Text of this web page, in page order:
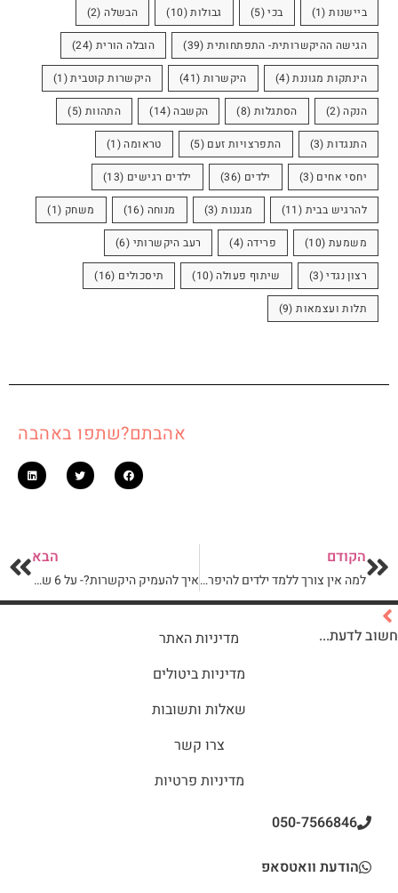
ביישנות(1) בכי(5) גבולות(10) הבשלה(2)
הגישה ההיקשרותית- התפתחותית(39) הובלה הורית (24)
הינתקות מגוננת(4) היקשרות (41) היקשרות קוטבית(1)
הנקה(2) הסתגלות (8) הקשבה(14) התהוות (5)
התנגדות(3) התפרצויות זעם (5) טראומה(1)
יחסי אחים (3) ילדים (36) ילדים רגישים (13)
להרגיש בבית (11) מגננות(3) מנוחה (16) משחק (1)
משמעת (10) פרידה (4) רעב היקשרותי (6)
רצון נגדי(3) שיתוף פעולה(10) תיסכולים (16)
תלות ועצמאות(9)
אהבתם?שתפו באהבה
הקודם
למה אין צורך ללמד ילדים להיפרד?
הבא
איך להעמיק היקשרות?- על 6 שורשי ההיקשרות
חשוב לדעת...
מדיניות האתר
מדיניות ביטולים
שאלות ותשובות
צרו קשר
מדיניות פרטיות
050-7566846
הודעת וואטסאפ